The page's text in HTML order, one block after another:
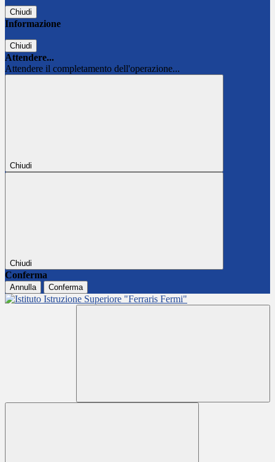
Chiudi
Informazione
Chiudi
Attendere...
Attendere il completamento dell'operazione...
Chiudi
Chiudi
Conferma
Annulla Conferma